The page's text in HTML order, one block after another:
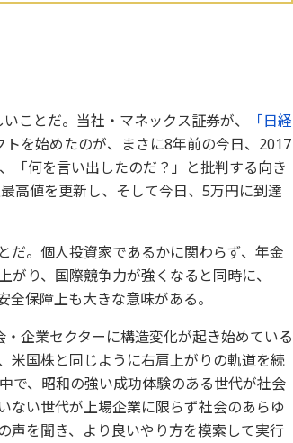
ことだ。当社・マネックス証券が、
「日経
を始めたのが、まさに8年前の今日、2017
「何を言い出したのだ？」と批判する向き
高値を更新し、そして今日、5万円に到達
だ。個人投資家であるかに関わらず、年金
り、国際競争力が強くなると同時に、
全保障上も大きな意味がある。
企業セクターに構造変化が起き始めている
米国株と同じように右肩上がりの軌道を続
で、昭和の強い成功体験のある世代が社会
ない世代が上場企業に限らず社会のあらゆ
声を聞き、より良いやり方を模索して実行